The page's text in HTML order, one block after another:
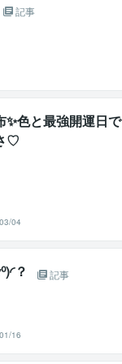
記事
色と最強開運日で
♡
04
？
記事
16